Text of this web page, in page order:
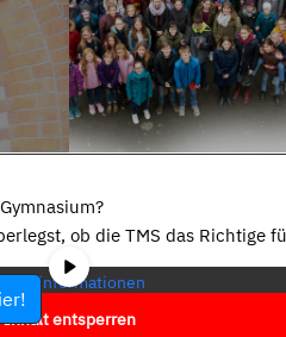
klicken Sie auf die Schaltfläche
Daten an Drittanbieter
werden.
Informationen
Inhalt entsperren
ob die TMS das Richtige